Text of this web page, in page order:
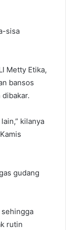
sisa
Metty Etika,
bansos
kilanya
gudang
sehingga
rutin